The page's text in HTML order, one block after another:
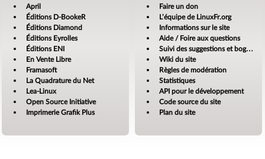
April
Éditions D-BookeR
Éditions Diamond
Éditions Eyrolles
Éditions ENI
En Vente Libre
Framasoft
La Quadrature du Net
Lea-Linux
Open Source Initiative
Imprimerie Grafik Plus
Faire un don
L’équipe de LinuxFr.org
Informations sur le site
Aide / Foire aux questions
Suivi des suggestions et bogues
Wiki du site
Règles de modération
Statistiques
API pour le développement
Code source du site
Plan du site